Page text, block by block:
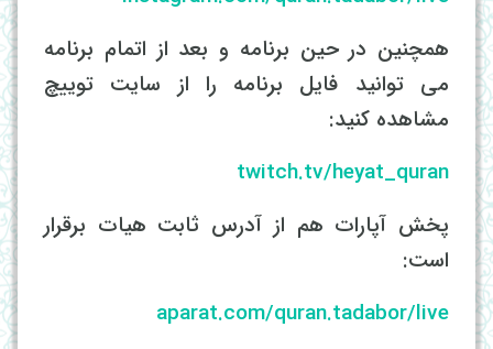
همچنین در حین برنامه و بعد از اتمام برنامه
می توانید فایل برنامه را از سایت توییچ
مشاهده کنید:
twitch.tv/heyat_quran
پخش آپارات هم از آدرس ثابت هیات برقرار
است:
aparat.com/quran.tadabor/live